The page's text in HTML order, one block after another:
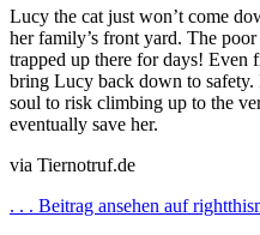
Lucy the cat just won’t come
her family’s front yard. The
trapped up there for days! Even
bring Lucy back down to safety.
soul to risk climbing up to the
eventually save her.
via Tiernotruf.de
. . . Beitrag ansehen auf